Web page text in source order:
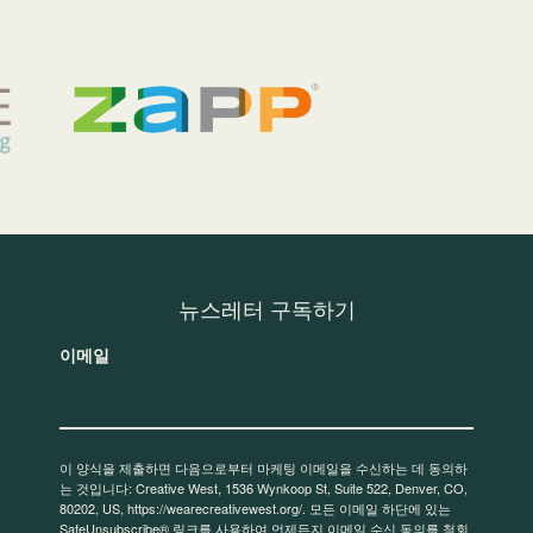
뉴스레터 구독하기
이메일
이 양식을 제출하면 다음으로부터 마케팅 이메일을 수신하는 데 동의하
는 것입니다: Creative West, 1536 Wynkoop St, Suite 522, Denver, CO,
80202, US, https://wearecreativewest.org/. 모든 이메일 하단에 있는
SafeUnsubscribe® 링크를 사용하여 언제든지 이메일 수신 동의를 철회